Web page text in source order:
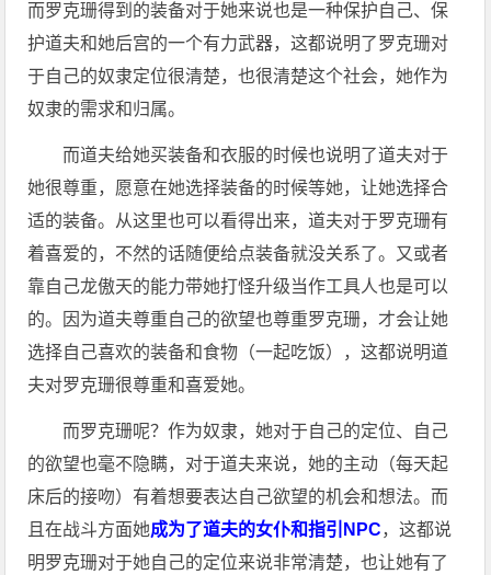
而罗克珊得到的装备对于她来说也是一种保护自己、保
护道夫和她后宫的一个有力武器，这都说明了罗克珊对
于自己的奴隶定位很清楚，也很清楚这个社会，她作为
奴隶的需求和归属。
而道夫给她买装备和衣服的时候也说明了道夫对于
她很尊重，愿意在她选择装备的时候等她，让她选择合
适的装备。从这里也可以看得出来，道夫对于罗克珊有
着喜爱的，不然的话随便给点装备就没关系了。又或者
靠自己龙傲天的能力带她打怪升级当作工具人也是可以
的。因为道夫尊重自己的欲望也尊重罗克珊，才会让她
选择自己喜欢的装备和食物（一起吃饭），这都说明道
夫对罗克珊很尊重和喜爱她。
而罗克珊呢？作为奴隶，她对于自己的定位、自己
的欲望也毫不隐瞒，对于道夫来说，她的主动（每天起
床后的接吻）有着想要表达自己欲望的机会和想法。而
且在战斗方面她成为了道夫的女仆和指引NPC，这都说
明罗克珊对于她自己的定位来说非常清楚，也让她有了